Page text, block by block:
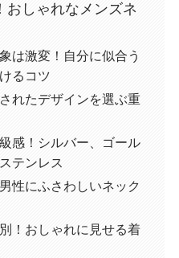
おしゃれなメンズネ
は激変！自分に似合う
るコツ
れたデザインを選ぶ重
感！シルバー、ゴール
テンレス
性にふさわしいネック
！おしゃれに見せる着